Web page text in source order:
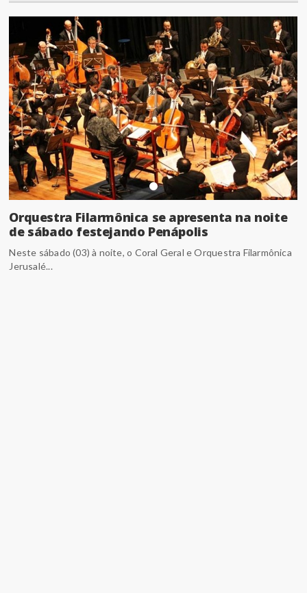
Orquestra Filarmônica se apresenta na noite
de sábado festejando Penápolis
Neste sábado (03) à noite, o Coral Geral e Orquestra Filarmônica
Jerusalé...